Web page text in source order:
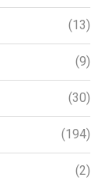
(13)
(9)
(30)
(194)
(2)